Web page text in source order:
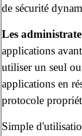
de sécurité
Les
applications
utiliser un seul
applications en
protocole
Simple